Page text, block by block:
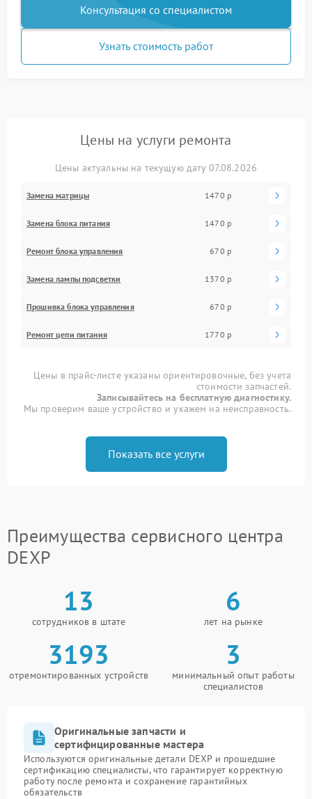
Консультация со специалистом
Узнать стоимость работ
Цены на услуги ремонта
Цены актуальны на текущую дату 07.08.2026
Замена матрицы 1470 р
Замена блока питания 1470 р
Ремонт блока управления 670 р
Замена лампы подсветки 1370 р
Прошивка блока управления 670 р
Ремонт цепи питания 1770 р
Цены в прайс-листе указаны ориентировочные, без учета
стоимости запчастей.
Записывайтесь на бесплатную диагностику.
Мы проверим ваше устройство и укажем на неисправность.
Показать все услуги
Преимущества сервисного центра
DEXP
13
сотрудников в штате
6
лет на рынке
3193
отремонтированных устройств
3
минимальный опыт работы
специалистов
Оригинальные запчасти и
сертифицированные мастера
Используются оригинальные детали DEXP и прошедшие
сертификацию специалисты, что гарантирует корректную
работу после ремонта и сохранение гарантийных
обязательств